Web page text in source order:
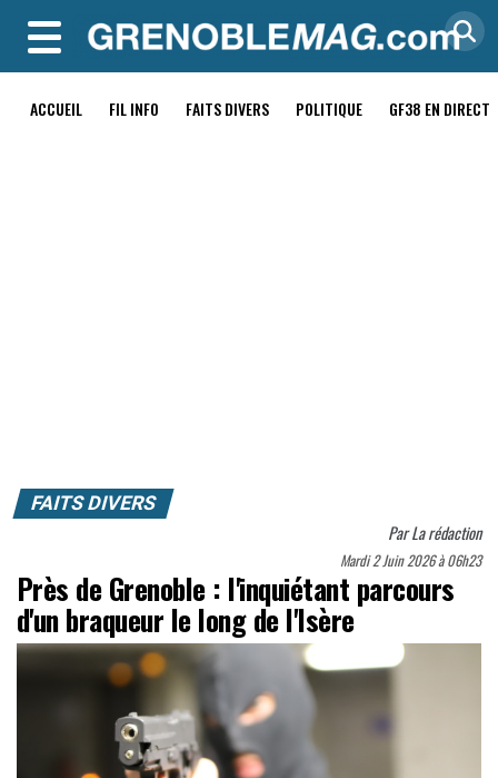
MENU
ACCUEIL FIL INFO FAITS DIVERS POLITIQUE GF38 EN DIRECT
FAITS DIVERS
ParLa rédaction
Mardi 2 Juin 2026 à 06h23
Près de Grenoble : l'inquiétant parcours
d'un braqueur le long de l'Isère